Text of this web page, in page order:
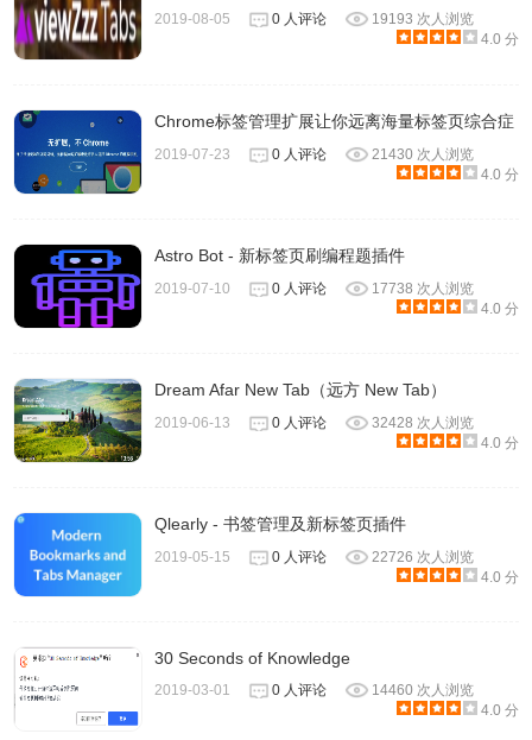
2019-08-05 0 人评论
19193 次人浏览
4.0 分
Chrome标签管理扩展让你远离海量标签页综合症
2019-07-23 0 人评论
21430 次人浏览
4.0 分
Astro Bot - 新标签页刷编程题插件
2019-07-10 0 人评论
17738 次人浏览
4.0 分
Dream Afar New Tab（远方 New Tab）
2019-06-13 0 人评论
32428 次人浏览
4.0 分
Qlearly - 书签管理及新标签页插件
2019-05-15 0 人评论
22726 次人浏览
4.0 分
30 Seconds of Knowledge
2019-03-01 0 人评论
14460 次人浏览
4.0 分